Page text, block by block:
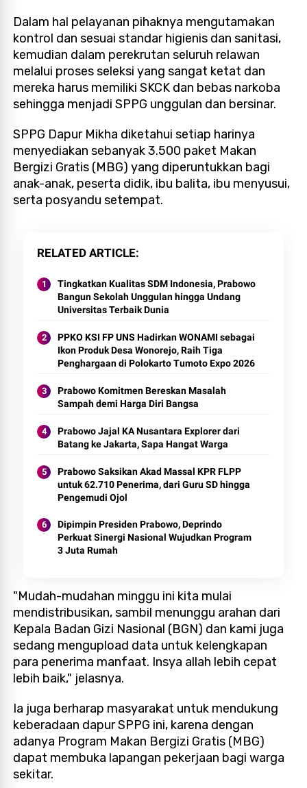
Dalam hal pelayanan pihaknya mengutamakan
kontrol dan sesuai standar higienis dan sanitasi,
kemudian dalam perekrutan seluruh relawan
melalui proses seleksi yang sangat ketat dan
mereka harus memiliki SKCK dan bebas narkoba
sehingga menjadi SPPG unggulan dan bersinar.
SPPG Dapur Mikha diketahui setiap harinya
menyediakan sebanyak 3.500 paket Makan
Bergizi Gratis (MBG) yang diperuntukkan bagi
anak-anak, peserta didik, ibu balita, ibu menyusui,
serta posyandu setempat.
RELATED ARTICLE
Tingkatkan Kualitas SDM Indonesia, Prabowo
Bangun Sekolah Unggulan hingga Undang
Universitas Terbaik Dunia
PPKO KSI FP UNS Hadirkan WONAMI sebagai
Ikon Produk Desa Wonorejo, Raih Tiga
Penghargaan di Polokarto Tumoto Expo 2026
Prabowo Komitmen Bereskan Masalah
Sampah demi Harga Diri Bangsa
Prabowo Jajal KA Nusantara Explorer dari
Batang ke Jakarta, Sapa Hangat Warga
Prabowo Saksikan Akad Massal KPR FLPP
untuk 62.710 Penerima, dari Guru SD hingga
Pengemudi Ojol
Dipimpin Presiden Prabowo, Deprindo
Perkuat Sinergi Nasional Wujudkan Program
3 Juta Rumah
"Mudah-mudahan minggu ini kita mulai
mendistribusikan, sambil menunggu arahan dari
Kepala Badan Gizi Nasional (BGN) dan kami juga
sedang mengupload data untuk kelengkapan
para penerima manfaat. Insya allah lebih cepat
lebih baik," jelasnya.
Ia juga berharap masyarakat untuk mendukung
keberadaan dapur SPPG ini, karena dengan
adanya Program Makan Bergizi Gratis (MBG)
dapat membuka lapangan pekerjaan bagi warga
sekitar.